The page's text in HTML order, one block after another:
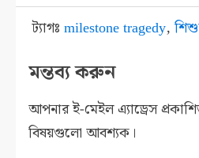
ট্যাগঃmilestone tragedy,
মন্তব্য করুন
আপনার ই-মেইল এ্যাড্রেস
বিষয়গুলো আবশ্যক।